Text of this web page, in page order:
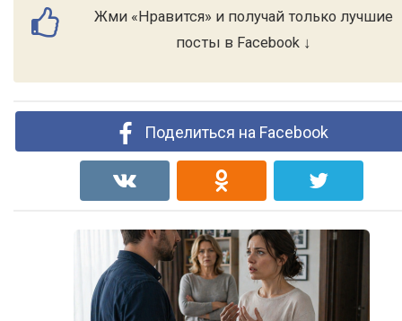
Жми «Нравится» и получай только лучшие
посты в Facebook ↓
Поделиться на Facebook